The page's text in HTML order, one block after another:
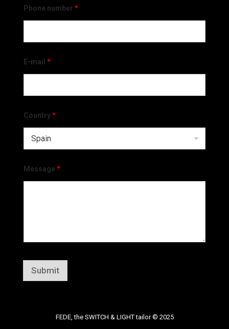
Phone number *
E-mail *
Country*
Message *
Submit
FEDE, the SWITCH & LIGHT tailor © 2025